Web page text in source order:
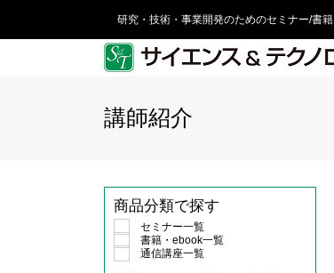
研究・技術・事業開発のためのセミナー/書籍
講師紹介
商品分類で探す
セミナー一覧
書籍・ebook一覧
通信講座一覧